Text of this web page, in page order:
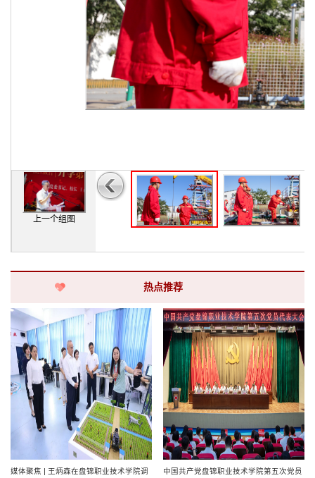
上一个组图
热点推荐
媒体聚焦 | 王炳森在盘锦职业技术学院调
中国共产党盘锦职业技术学院第五次党员